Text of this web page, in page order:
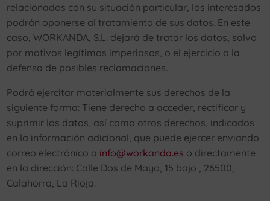
relacionados con su situación particular, los interesados
podrán oponerse al tratamiento de sus datos. En este
caso, WORKANDA, S.L. dejará de tratar los datos, salvo
por motivos legítimos imperiosos, o el ejercicio o la
defensa de posibles reclamaciones.
Podrá ejercitar materialmente sus derechos de la
siguiente forma: Tiene derecho a acceder, rectificar y
suprimir los datos, así como otros derechos, indicados
en la información adicional, que puede ejercer enviando
correo electrónico a info@workanda.es o directamente
en la dirección: Calle Dos de Mayo, 15 bajo , 26500,
Calahorra, La Rioja.